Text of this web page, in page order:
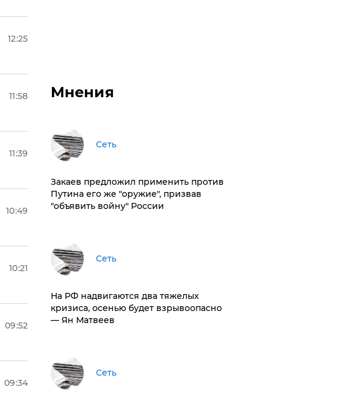
12:25
11:58
11:39
10:49
10:21
09:52
09:34
Мнения
Сеть
Закаев предложил применить против
Путина его же "оружие", призвав
"объявить войну" России
Сеть
На РФ надвигаются два тяжелых
кризиса, осенью будет взрывоопасно
— Ян Матвеев
Сеть